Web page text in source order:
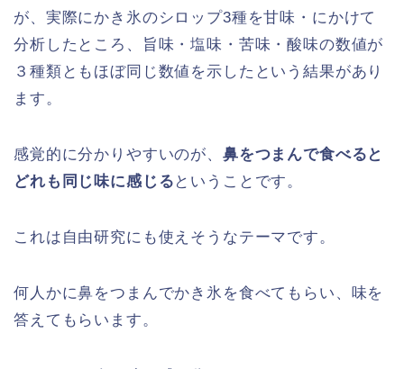
が、実際にかき氷のシロップ3種を甘味・にかけて
分析したところ、旨味・塩味・苦味・酸味の数値が
３種類ともほぼ同じ数値を示したという結果があり
ます。
感覚的に分かりやすいのが、 鼻をつまんで食べると
どれも同じ味に感じる ということです。
これは自由研究にも使えそうなテーマです。
何人かに鼻をつまんでかき氷を食べてもらい、味を
答えてもらいます。